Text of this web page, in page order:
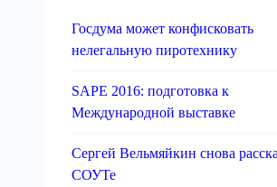
Госдума может конфисковать
нелегальную пиротехнику
SAPE 2016: подготовка к
Международной выставке
Сергей Вельмяйкин снова
СОУТе